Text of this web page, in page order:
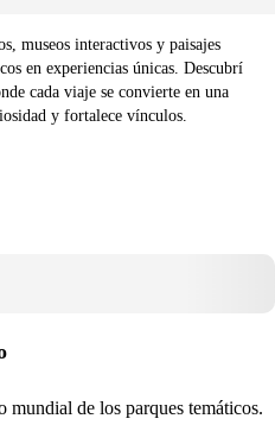
museos interactivos y paisajes
en experiencias únicas. Descubrí
cada viaje se convierte en una
y fortalece vínculos.
mundial de los parques temáticos.